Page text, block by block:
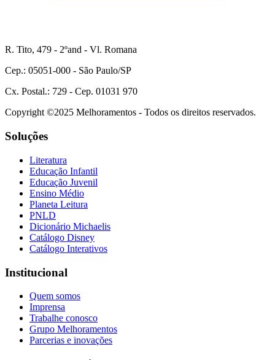
R. Tito, 479 - 2ºand - Vl. Romana
Cep.: 05051-000 - São Paulo/SP
Cx. Postal.: 729 - Cep. 01031 970
Copyright ©2025 Melhoramentos - Todos os direitos reservados.
Soluções
Literatura
Educação Infantil
Educação Juvenil
Ensino Médio
Planeta Leitura
PNLD
Dicionário Michaelis
Catálogo Disney
Catálogo Interativos
Institucional
Quem somos
Imprensa
Trabalhe conosco
Grupo Melhoramentos
Parcerias e inovações